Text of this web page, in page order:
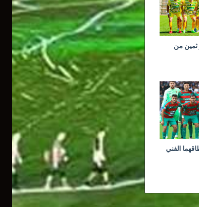
ثمين من
الفني